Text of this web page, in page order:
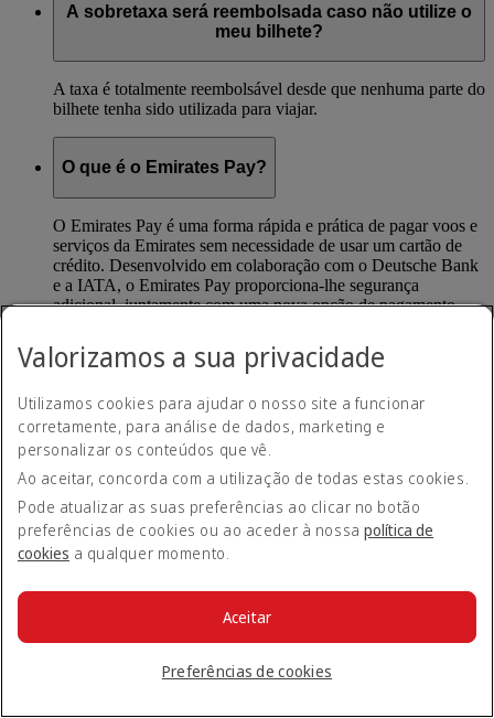
A sobretaxa será reembolsada caso não utilize o
meu bilhete?
A taxa é totalmente reembolsável desde que nenhuma parte do
bilhete tenha sido utilizada para viajar.
O que é o Emirates Pay?
O Emirates Pay é uma forma rápida e prática de pagar voos e
serviços da Emirates sem necessidade de usar um cartão de
crédito. Desenvolvido em colaboração com o Deutsche Bank
e a IATA, o Emirates Pay proporciona-lhe segurança
adicional, juntamente com uma nova opção de pagamento
Quando reserva um voo em emirates.com, ser-lhe-á
automaticamente dada a opção de realizar um pagamento
através do Emirates Pay. Pode associar a sua conta bancária
ao Emirates Pay de forma segura e concluir a sua reserva.
Voltar ao início
Bloquear a minha tarifa
Valorizamos a sua privacidade
Utilizamos cookies para ajudar o nosso site a funcionar
corretamente, para análise de dados, marketing e
personalizar os conteúdos que vê.
Ao aceitar, concorda com a utilização de todas estas cookies.
Pode atualizar as suas preferências ao clicar no botão
preferências de cookies ou ao aceder à nossapolítica de
cookies a qualquer momento.
Preferências de cookies
Aceitar